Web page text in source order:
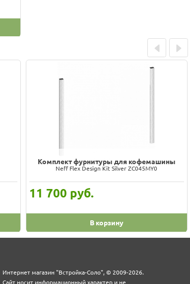
Вспениватель молока
Smeg MFF11BLEU
28 490 руб.
В корзину
Prev Next
Интернет магазин "Встройка-Соло", © 2009-2026.
Сайт носит информационный характер и не